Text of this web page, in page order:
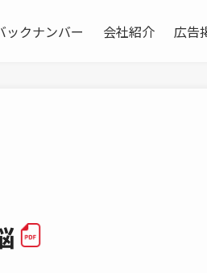
ックナンバー 会社紹介 広告